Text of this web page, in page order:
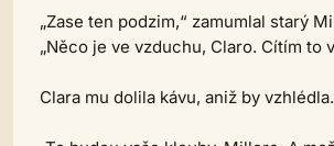
„Zase ten podzim,“ zamumlal starý
„Něco je ve vzduchu, Claro. Cítím to
Clara mu dolila kávu, aniž by vzhlédla.